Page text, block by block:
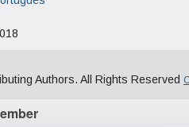
Authors. All Rights Reserved